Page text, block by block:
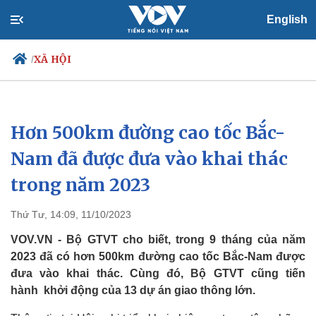
English
/XÃ HỘI
Chính trị
Đảng
Tổ chức nhân sự
Quốc hội
Nhận diện sự thật
Xã hội
Tin 24h
Dự báo thời tiết
Hơn 500km đường cao tốc Bắc-
Nam đã được đưa vào khai thác
trong năm 2023
Thứ Tư, 14:09, 11/10/2023
VOV.VN - Bộ GTVT cho biết, trong 9 tháng của năm
2023 đã có hơn 500km đường cao tốc Bắc-Nam được
đưa vào khai thác. Cùng đó, Bộ GTVT cũng tiến
hành khởi động của 13 dự án giao thông lớn.